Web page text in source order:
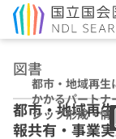
図書
都市・地域再生
かかるパートナ
シップ形成・情
共有・事業実施
都市・地域再
報共有・事業